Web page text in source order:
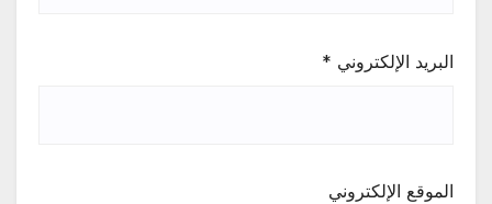
البريد الإلكتروني *
الموقع الإلكتروني